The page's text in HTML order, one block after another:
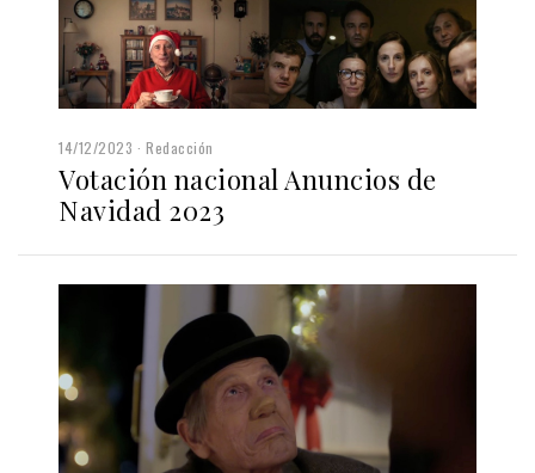
14/12/2023 Redacción
Votación nacional Anuncios de
Navidad 2023